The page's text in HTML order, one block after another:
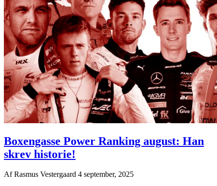
Boxengasse Power Ranking august: Han
skrev historie!
AfRasmus Vestergaard 4 september, 2025